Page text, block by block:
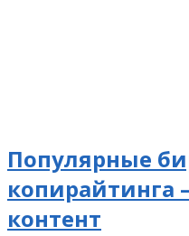
Популярные
копирайтинга
контент